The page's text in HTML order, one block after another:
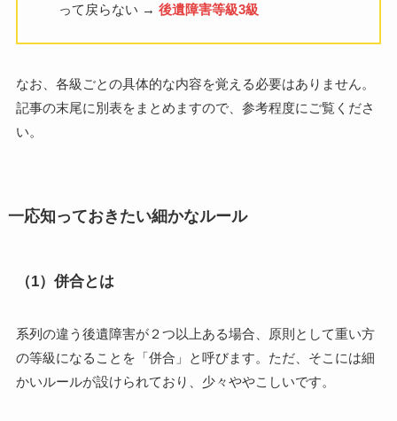
って戻らない → 後遺障害等級3級
なお、各級ごとの具体的な内容を覚える必要はありません。
記事の末尾に別表をまとめますので、参考程度にご覧くださ
い。
一応知っておきたい細かなルール
（1）併合とは
系列の違う後遺障害が２つ以上ある場合、原則として重い方
の等級になることを「併合」と呼びます。ただ、そこには細
かいルールが設けられており、少々ややこしいです。